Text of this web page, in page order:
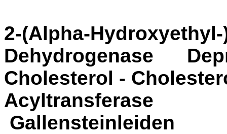
2-(Alpha-
Dehydrogenase
Cholesterol -
Gallensteinleiden